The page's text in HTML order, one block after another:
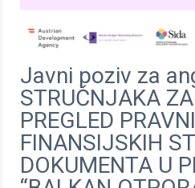
Javni poziv za
STRUČNJAKA
PREGLED
FINANSIJSKIH
DOKUMENTA U